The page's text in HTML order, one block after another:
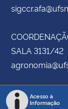
SALA 3131/42
Acesso à
Informação